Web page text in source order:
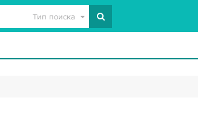
Тип поиска